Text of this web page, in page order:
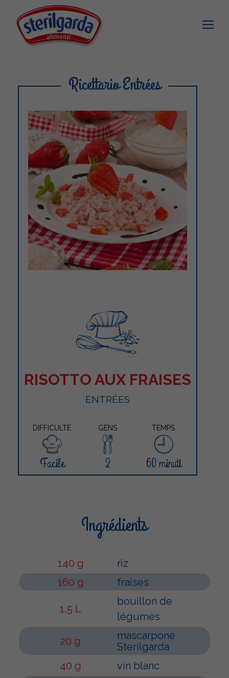
Ricettario Entrées
RISOTTO AUX FRAISES
ENTRÉES
DIFFICULTÉ GENS TEMPS
Facile 2 60 minuti
Ingrédients
140 g
riz
160 g
fraises
1,5 L
bouillon de
légumes
20 g
mascarpone
Sterilgarda
40 g
vin blanc